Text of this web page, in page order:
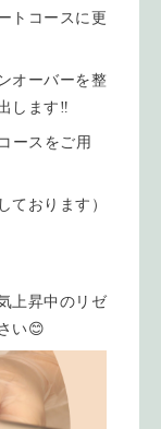
トコースに更
オーバーを整
します‼️
ースをご用
ております）
上昇中のリゼ
い😊